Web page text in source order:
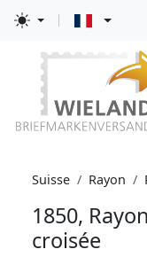
Suisse Rayon
1850,
croisée